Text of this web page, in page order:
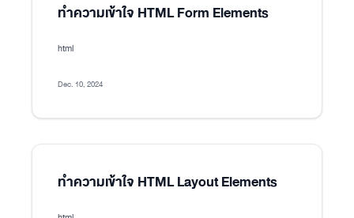
ทำความเข้าใจ HTML Form Elements
html
Dec. 10, 2024
ทำความเข้าใจ HTML Layout Elements